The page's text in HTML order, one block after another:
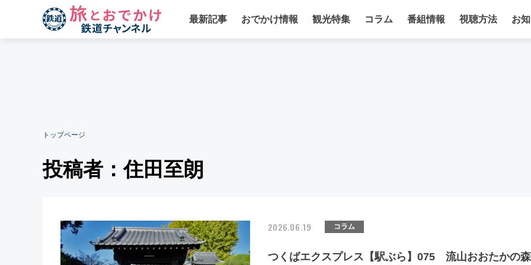
最新記事 おでかけ情報 観光特集 コラム 番組情報 視聴方法 お
トップページ
投稿者：住田至朗
2026.06.19 コラム
つくばエクスプレス【駅ぶら】075 流山おおたかの森